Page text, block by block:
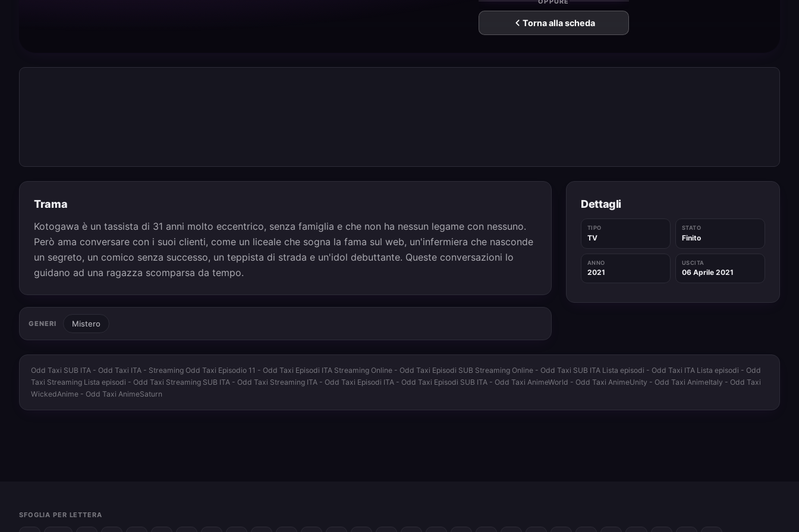
Torna alla scheda
Trama
Kotogawa è un tassista di 31 anni molto eccentrico, senza famiglia e che non ha nessun legame con nessuno.
Però ama conversare con i suoi clienti, come un liceale che sogna la fama sul web, un'infermiera che nasconde
un segreto, un comico senza successo, un teppista di strada e un'idol debuttante. Queste conversazioni lo
guidano ad una ragazza scomparsa da tempo.
GENERI Mistero
Dettagli
TIPO
TV
STATO
Finito
ANNO
2021
USCITA
06 Aprile 2021
Odd Taxi SUB ITA - Odd Taxi ITA - Streaming Odd Taxi Episodio 11 - Odd Taxi Episodi ITA Streaming Online - Odd Taxi Episodi SUB Streaming Online - Odd Taxi SUB ITA Lista episodi - Odd Taxi ITA Lista episodi - Odd
Taxi Streaming Lista episodi - Odd Taxi Streaming SUB ITA - Odd Taxi Streaming ITA - Odd Taxi Episodi ITA - Odd Taxi Episodi SUB ITA - Odd Taxi AnimeWorld - Odd Taxi AnimeUnity - Odd Taxi AnimeItaly - Odd Taxi
WickedAnime - Odd Taxi AnimeSaturn
SFOGLIA PER LETTERA